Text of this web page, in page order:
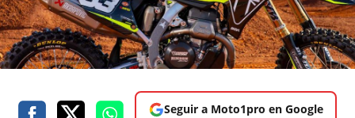
Seguir a Moto1pro en Google